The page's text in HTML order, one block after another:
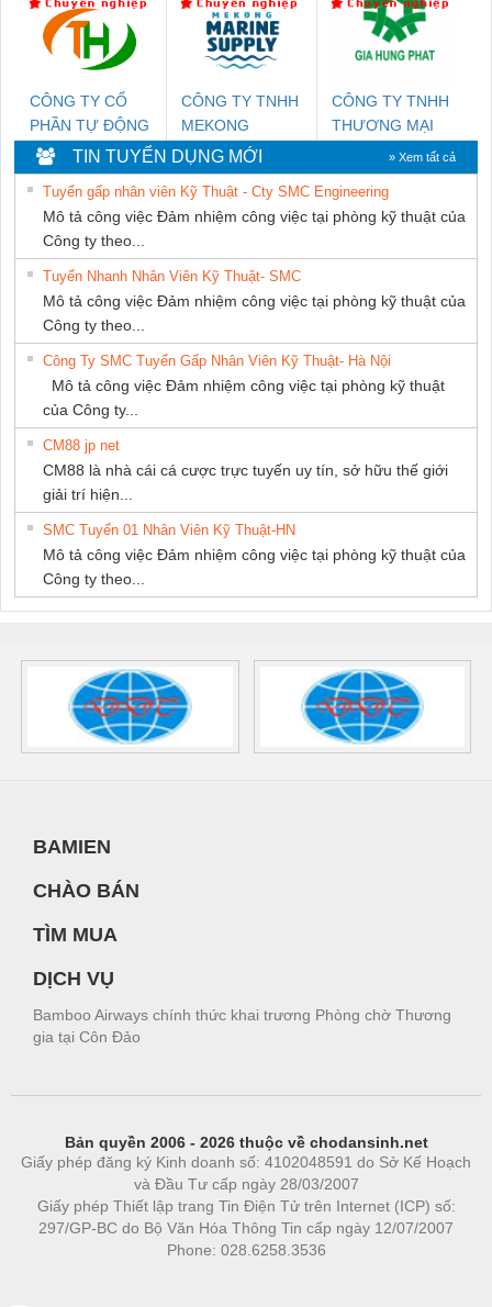
NAM
THƯỢNG ĐÌNH
PHƯƠNG NAM
CÔNG TY CỔ
PHẦN TỰ ĐỘNG
TIẾN HƯNG
CÔNG TY TNHH
MEKONG
MARINE
SUPPLY
CÔNG TY TNHH
THƯƠNG MẠI
DỊCH VỤ KỸ
THUẬT ĐIỆN CƠ
GIA HƯNG
PHÁT
TIN TUYỂN DỤNG MỚI » Xem tất cả
Tuyển gấp nhân viên Kỹ Thuật - Cty SMC Engineering
Mô tả công việc Đảm nhiệm công việc tại phòng kỹ thuật của
Công ty theo...
Tuyển Nhanh Nhân Viên Kỹ Thuật- SMC
Mô tả công việc Đảm nhiệm công việc tại phòng kỹ thuật của
Công ty theo...
Công Ty SMC Tuyển Gấp Nhân Viên Kỹ Thuật- Hà Nội
Mô tả công việc Đảm nhiệm công việc tại phòng kỹ thuật
của Công ty...
CM88 jp net
CM88 là nhà cái cá cược trực tuyến uy tín, sở hữu thế giới
giải trí hiện...
SMC Tuyển 01 Nhân Viên Kỹ Thuật-HN
Mô tả công việc Đảm nhiệm công việc tại phòng kỹ thuật của
Công ty theo...
BAMIEN
CHÀO BÁN
TÌM MUA
DỊCH VỤ
Bamboo Airways chính thức khai trương Phòng chờ Thương
gia tại Côn Đảo
Bản quyền 2006 - 2026 thuộc về chodansinh.net
Giấy phép đăng ký Kinh doanh số: 4102048591 do Sở Kế Hoạch
và Đầu Tư cấp ngày 28/03/2007
Giấy phép Thiết lập trang Tin Điện Tử trên Internet (ICP) số:
297/GP-BC do Bộ Văn Hóa Thông Tin cấp ngày 12/07/2007
Phone: 028.6258.3536